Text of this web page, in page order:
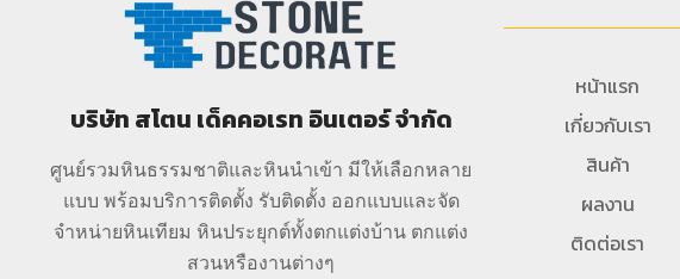
บริษัท สโตน เด็คคอเรท อินเตอร์ จำกัด
ศูนย์รวมหินธรรมชาติและหินนำเข้า มีให้เลือกหลาย
แบบ พร้อมบริการติดตั้ง รับติดตั้ง ออกแบบและจัด
จำหน่ายหินเทียม หินประยุกต์ทั้งตกแต่งบ้าน ตกแต่ง
สวนหรืองานต่างๆ
หน้าแรก
เกี่ยวกับเรา
สินค้า
ผลงาน
ติดต่อเรา